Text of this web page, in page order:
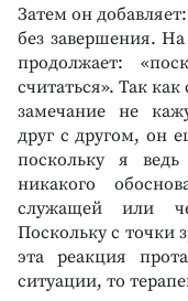
Затем он
без завершения. На
продолжает:
считаться». Так
замечание не
друг с другом, он
поскольку я
никакого
служащей или
Поскольку с точки
эта реакция
ситуации, то